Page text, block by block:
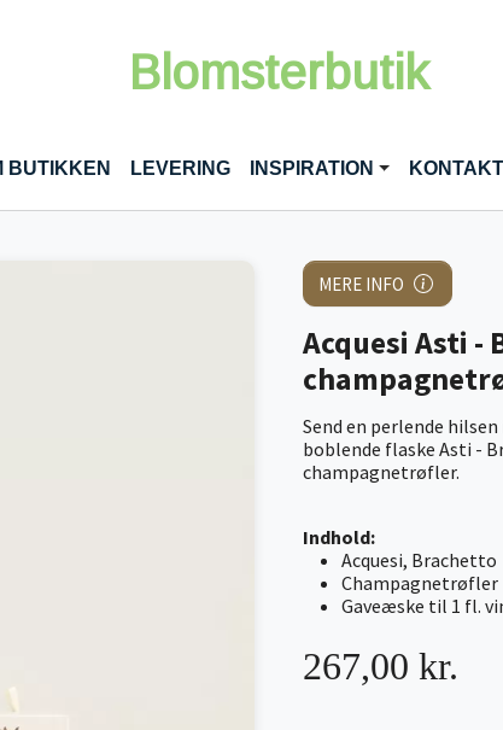
Blomsterbutik
BUTIKKEN LEVERING INSPIRATION KONTAKT
MERE INFO
Acquesi Asti -
Send en perlende
boblende flaske Asti -
champagnetrøfler.
Indhold:
Acquesi, Brachetto
Champagnetrøfler
Gaveæske til 1 fl.
267,00 kr.